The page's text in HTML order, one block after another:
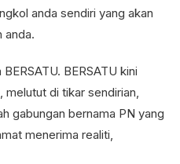
anda sendiri yang akan
anda.
BERSATU kini
di tikar sendirian,
gabungan bernama PN yang
menerima realiti,